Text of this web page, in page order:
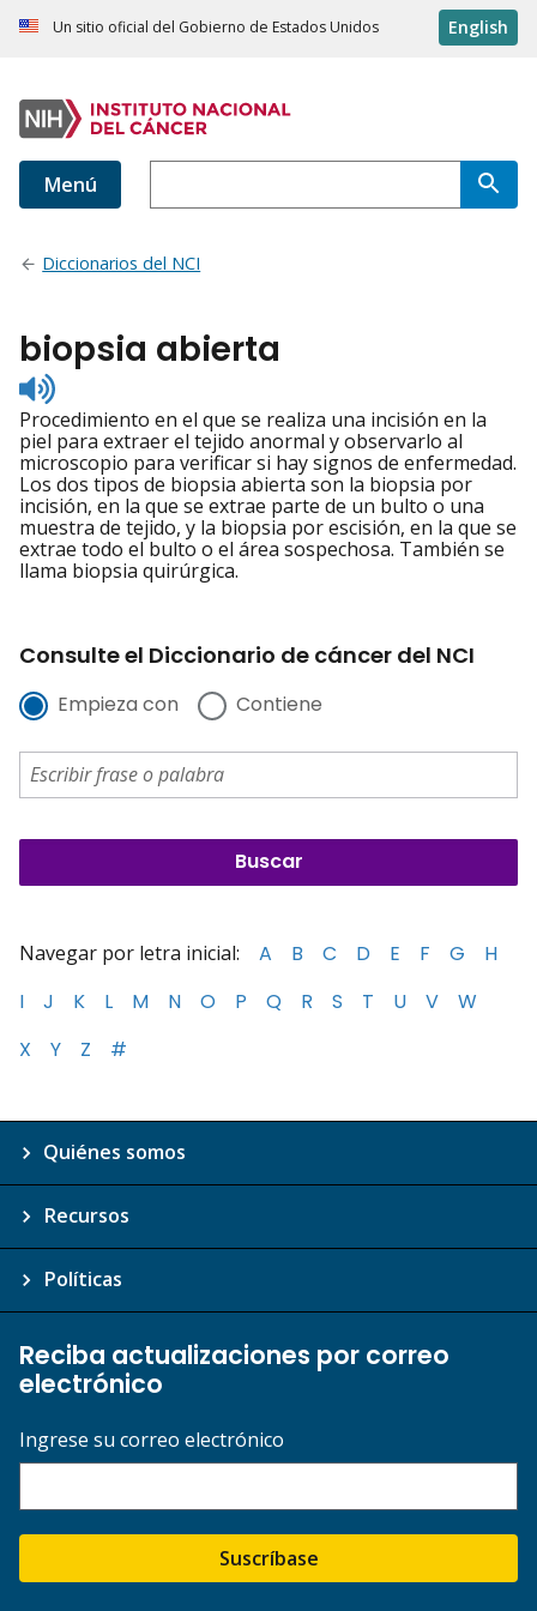
Un sitio oficial del Gobierno de Estados Unidos English
Menú
Diccionarios del NCI
biopsia abierta
Listen
to
pronunciation
Procedimiento en el que se realiza una incisión en la
piel para extraer el tejido anormal y observarlo al
microscopio para verificar si hay signos de enfermedad.
Los dos tipos de biopsia abierta son la biopsia por
incisión, en la que se extrae parte de un bulto o una
muestra de tejido, y la biopsia por escisión, en la que se
extrae todo el bulto o el área sospechosa. También se
llama biopsia quirúrgica.
Consulte el Diccionario de cáncer del NCI
Empieza con Contiene
Navegar por letra inicial: A B C D E F G
H
I
J K L M N O P Q R S T U V
W
X
Y Z #
Quiénes somos
Recursos
Políticas
Reciba actualizaciones por correo
electrónico
Ingrese su correo electrónico
Suscríbase